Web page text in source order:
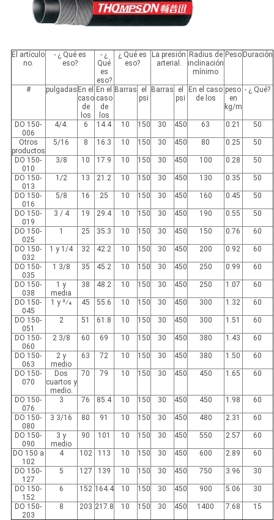
El artículo
no.
- ¿ Qué es
eso?
- ¿
Qué
es
eso?
¿ Qué es
eso?
La presión
arterial.
Radius de
inclinación
mínimo
Peso Duración
# pulgadas En el
caso
de
los
En el
caso
de
los
Barras
el
psi
Barras
el
psi
En el caso
de los
peso
en
kg/m
- ¿ Qué?
DO 150-
006
4/4. 6 14.4 10 150 30 450 63 0.21 50
Otros
productos
5/16 8 16.3 10 150 30 450 80 0.25 50
DO 150-
010
3/8 10 17.9 10 150 30 450 100 0.28 50
DO 150-
013
1/2 13 21.2 10 150 30 450 130 0.35 50
DO 150-
016
5/8 16 25 10 150 30 450 160 0.45 50
DO 150-
019
3 / 4 19 29.4 10 150 30 450 190 0.55 50
DO 150-
025
1 25 35.3 10 150 30 450 150 0.76 60
DO 150-
032
1 y 1/4 32 42.2 10 150 30 450 200 0.92 60
DO 150-
035
1 3/8 35 45.2 10 150 30 450 250 0.99 60
DO 150-
038
1 y
media
38 48.2 10 150 30 450 250 1.07 60
DO 150-
045
1 y 3⁄4 45 55.6 10 150 30 450 300 1.32 60
DO 150-
051
2 51 61.8 10 150 30 450 300 1.51 60
DO 150-
060
2 3/8 60 69 10 150 30 450 380 1.43 60
DO 150-
063
2 y
medio
63 72 10 150 30 450 380 1.50 60
DO 150-
070
Dos
cuartos y
medio.
70 79 10 150 30 450 450 1.65 60
DO 150-
076
3 76 85.4 10 150 30 450 450 1.98 60
DO 150-
080
3 3/16 80 91 10 150 30 450 480 2.31 60
DO 150-
090
3 y
medio
90 101 10 150 30 450 550 2.57 60
DO 150 a
102
4 102 113 10 150 30 450 600 2.89 60
DO 150-
127
5 127 139 10 150 30 450 750 3.96 30
DO 150-
152
6 152 164.4 10 150 30 450 900 5.06 30
DO 150-
203
8 203 217.8 10 150 30 450 1400 7.68 15